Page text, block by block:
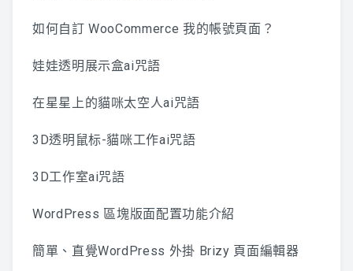
如何自訂 WooCommerce 我的帳號頁面？
娃娃透明展示盒ai咒語
在星星上的貓咪太空人ai咒語
3D透明鼠标-貓咪工作ai咒語
3D工作室ai咒語
WordPress 區塊版面配置功能介紹
簡單、直覺WordPress 外掛 Brizy 頁面編輯器